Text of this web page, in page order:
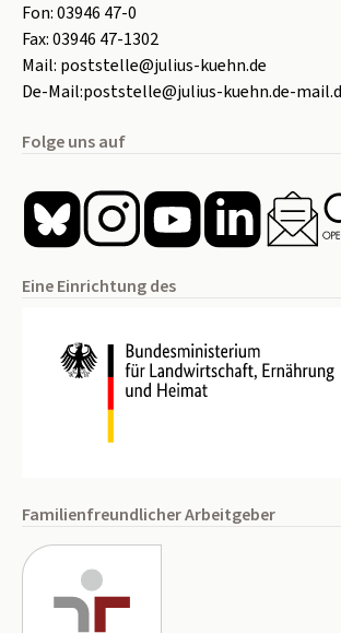
Fon:03946 47-0
Fax:03946 47-1302
Mail: poststelle@julius-kuehn.de
De-Mail:poststelle@julius-kuehn.de-
Folge uns auf
Eine Einrichtung des
Familienfreundlicher Arbeitgeber